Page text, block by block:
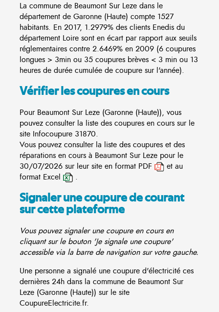
La commune de Beaumont Sur Leze dans le
département de Garonne (Haute) compte 1527
habitants. En 2017, 1.2979% des clients Enedis du
département Loire sont en écart par rapport aux seuils
réglementaires contre 2.6469% en 2009 (6 coupures
longues > 3min ou 35 coupures brèves < 3 min ou 13
heures de durée cumulée de coupure sur l'année).
Vérifier les coupures en cours
Pour Beaumont Sur Leze (Garonne (Haute)), vous
pouvez consulter la liste des coupures en cours sur le
site Infocoupure 31870.
Vous pouvez consulter la liste des coupures et des
réparations en cours à Beaumont Sur Leze pour le
30/07/2026 sur leur site en format PDF
et au
format Excel
.
Signaler une coupure de courant
sur cette plateforme
Vous pouvez signaler une coupure en cours en
cliquant sur le bouton 'Je signale une coupure'
accessible via la barre de navigation sur votre gauche.
Une personne a signalé une coupure d'électricité ces
dernières 24h dans la commune de Beaumont Sur
Leze (Garonne (Haute)) sur le site
CoupureElectricite.fr.